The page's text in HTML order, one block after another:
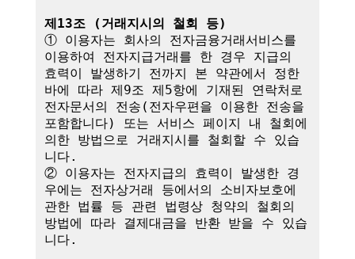
제13조 (거래지시의 철회 등)
① 이용자는 회사의 전자금융거래서비스를
이용하여 전자지급거래를 한 경우 지급의
효력이 발생하기 전까지 본 약관에서 정한
바에 따라 제9조 제5항에 기재된 연락처로
전자문서의 전송(전자우편을 이용한 전송을
포함합니다) 또는 서비스 페이지 내 철회에
의한 방법으로 거래지시를 철회할 수 있습
니다.
② 이용자는 전자지급의 효력이 발생한 경
우에는 전자상거래 등에서의 소비자보호에
관한 법률 등 관련 법령상 청약의 철회의
방법에 따라 결제대금을 반환 받을 수 있습
니다.